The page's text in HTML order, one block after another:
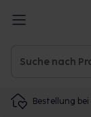
Bestellung bei